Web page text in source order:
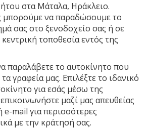
στα Μάταλα, Ηράκλειο.
μπορούμε να παραδώσουμε το
σας στο ξενοδοχείο σας ή σε
τοποθεσία εντός της
παραλάβετε το αυτοκίνητο που
γραφεία μας. Επιλέξτε το ιδανικό
για εσάς μέσω της
μαζί μας απευθείας
mail για περισσότερες
με την κράτησή σας.